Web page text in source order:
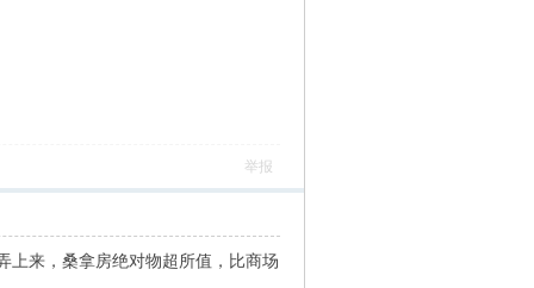
举报
上来，桑拿房绝对物超所值，比商场